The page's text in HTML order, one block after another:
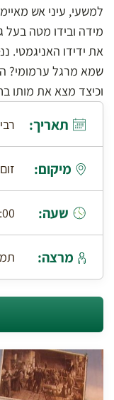
למשעי, עיני אש
מידה ובידו מטה
את ידידו האניגמטי.
שמא מרגל ערמומי?
וכיצד מצא את מותו
תאריך: רביעי,
מיקום: זום
שעה:
מרצה: